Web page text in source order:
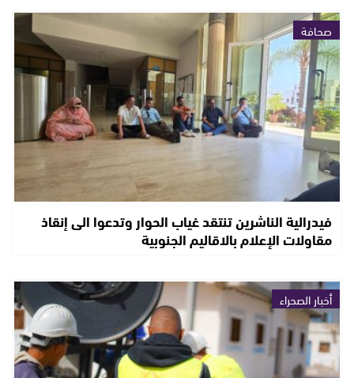
صحافة
فيدرالية الناشرين تنتقد غياب الحوار وتدعوا الى إنقاذ
مقاولات الإعلام بالاقاليم الجنوبية
أخبار الصحراء